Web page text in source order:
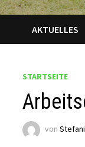
AKTUELLES
STARTSEITE
von